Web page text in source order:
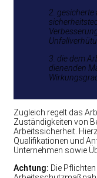
2.
3. die dem
dienenden
Zugleich regelt das
Zuständigkeiten von
Arbeitssicherheit.
Qualifikationen und
Unternehmen sowie
Achtung: Die